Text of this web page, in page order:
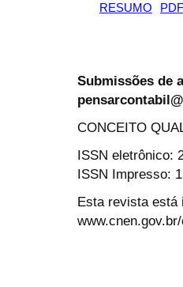
RESUMO PDF
Submissões de
CONCEITO
ISSN eletrônico:
ISSN Impresso:
Esta revista está